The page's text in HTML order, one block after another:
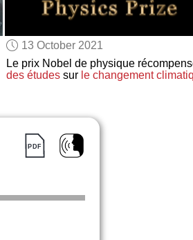
ABOUT US
ALEXA
ADJUST
13 October 2021
Le prix Nobel de physique
des étudessur le changement